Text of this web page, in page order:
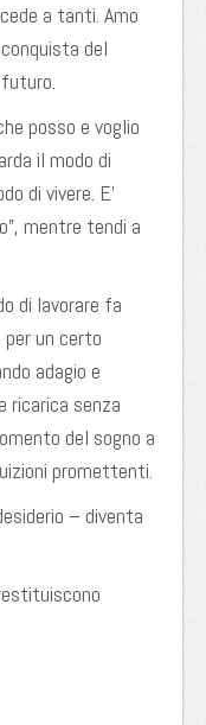
a tanti. Amo
del
posso e voglio
il modo di
di vivere. E’
mentre tendi a
di lavorare fa
un certo
adagio e
ricarica senza
del sogno a
promettenti.
– diventa